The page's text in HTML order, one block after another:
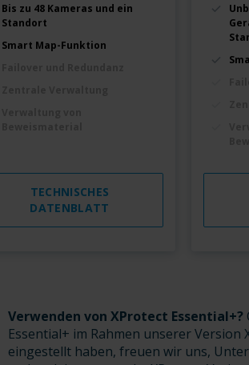
Bis zu 48 Kameras und ein
Standort
Smart Map-Funktion
TECHNISCHES
DATENBLATT
Verwenden von XProtect Essential+?
Essential+ im Rahmen unserer Version
eingestellt haben, freuen wir uns,